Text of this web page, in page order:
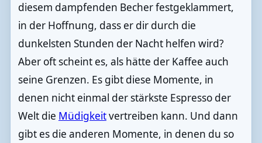
diesem dampfenden Becher festgeklammert,
in der Hoffnung, dass er dir durch die
dunkelsten Stunden der Nacht helfen wird?
Aber oft scheint es, als hätte der Kaffee auch
seine Grenzen. Es gibt diese Momente, in
denen nicht einmal der stärkste Espresso der
Welt die Müdigkeitvertreiben kann. Und dann
gibt es die anderen Momente, in denen du so